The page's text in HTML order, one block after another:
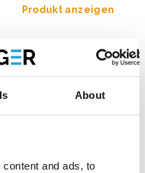
About
and ads, to
Produkt anzeigen